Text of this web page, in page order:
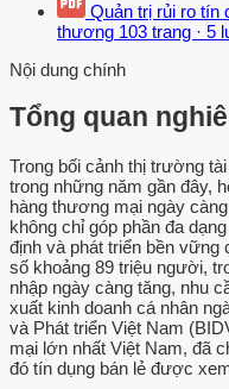
Quản trị rủi ro tín
thương 103 trang · 5
Nội dung chính
Tổng quan
Trong bối cảnh thị trường
trong những năm gần đây,
hàng thương mại ngày
không chỉ góp phần đa
định và phát triển bền vững
số khoảng 89 triệu người,
nhập ngày càng tăng, nhu
xuất kinh doanh cá nhân
và Phát triển Việt Nam
mại lớn nhất Việt Nam, đã
đó tín dụng bán lẻ được